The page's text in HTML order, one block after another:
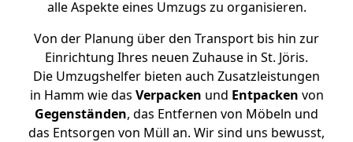
alle Aspekte eines Umzugs zu organisieren.
Von der Planung über den Transport bis hin zur
Einrichtung Ihres neuen Zuhause in St. Jöris.
Die Umzugshelfer bieten auch Zusatzleistungen
in Hamm wie das Verpacken und Entpacken von
Gegenständen, das Entfernen von Möbeln und
das Entsorgen von Müll an. Wir sind uns bewusst,